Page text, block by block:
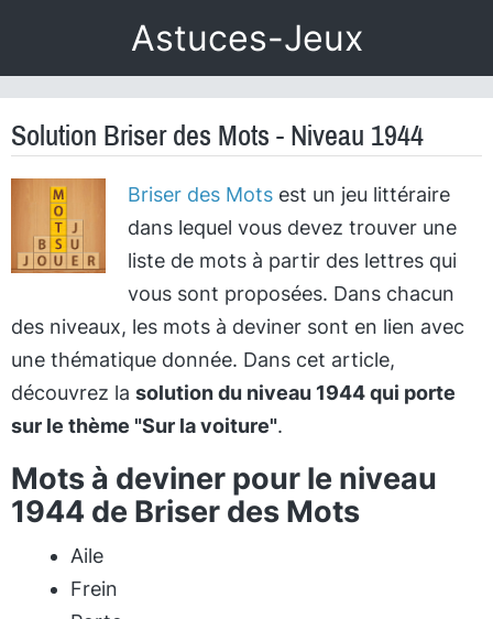
Astuces-Jeux
Solution Briser des Mots - Niveau 1944
Briser des Motsest un jeu littéraire
dans lequel vous devez trouver une
liste de mots à partir des lettres qui
vous sont proposées. Dans chacun
des niveaux, les mots à deviner sont en lien avec
une thématique donnée. Dans cet article,
découvrez la solution du niveau 1944 qui porte
sur le thème "Sur la voiture".
Mots à deviner pour le niveau
1944 de Briser des Mots
Aile
Frein